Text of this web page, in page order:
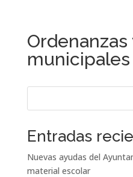
Ordenanzas
municipales
Entradas
Nuevas ayudas del
material escolar